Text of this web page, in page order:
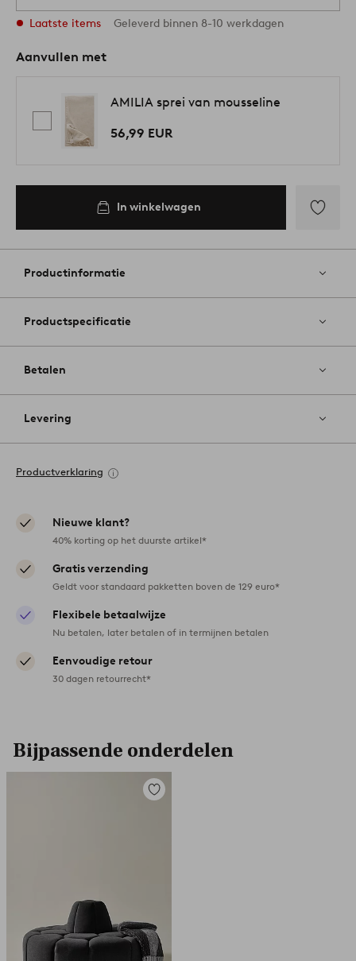
Laatste items Geleverd binnen 8-10 werkdagen
Aanvullen met
AMILIA sprei van mousseline
56,99 EUR
In winkelwagen
aan
Productinformatie
Productspecificatie
Betalen
Levering
Productverklaring
Nieuwe klant?
40% korting op het duurste artikel*
Gratis verzending
Geldt voor standaard pakketten boven de 129 euro*
Flexibele betaalwijze
Nu betalen, later betalen of in termijnen betalen
Eenvoudige retour
30 dagen retourrecht*
Bijpassende onderdelen
Toevoegen